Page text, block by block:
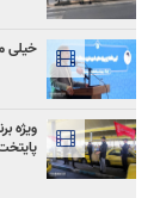
خیلی
ویژه